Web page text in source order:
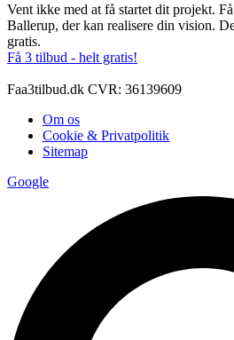
Vent ikke med at få startet dit projekt.
Ballerup, der kan realisere din vision.
gratis.
Få 3 tilbud - helt gratis!
Faa3tilbud.dk CVR: 36139609
Om os
Cookie & Privatpolitik
Sitemap
Google